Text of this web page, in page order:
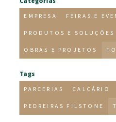
EMPRESA FEIRAS E
PRODUTOS E SOLUÇÕES
OBRAS E PROJETOS
Tags
PARCERIAS CALCÁRIO
PEDREIRAS FILSTONE